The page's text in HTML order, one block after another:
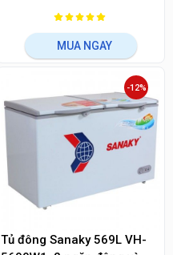
MUA NGAY
Tủ đông Sanaky 569L VH-
-12%